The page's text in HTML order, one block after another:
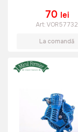
70 lei
Art:VOR57732
La comandă